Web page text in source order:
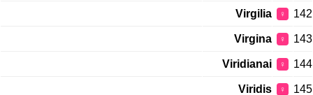
142
♀
Virgilia
143
♀
Virgina
144
♀
Viridianai
145
♀
Viridis